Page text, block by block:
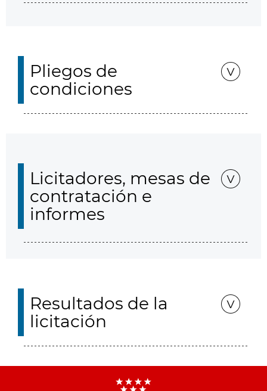
Pliegos de
condiciones
Licitadores, mesas de
contratación e
informes
Resultados de la
licitación